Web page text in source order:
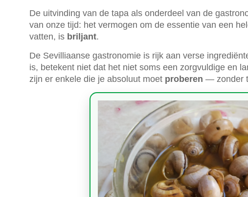
De uitvinding van de tapa als onderdeel van de
van onze tijd: het vermogen om de essentie van een
vatten, is briljant.
De Sevilliaanse gastronomie is rijk aan verse
is, betekent niet dat het niet soms een zorgvuldige en
zijn er enkele die je absoluut moet proberen — zonder